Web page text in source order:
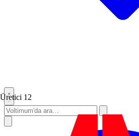
Üretici 12